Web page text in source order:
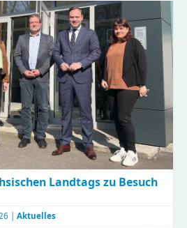
Landtags zu Besuch
| Aktuelles